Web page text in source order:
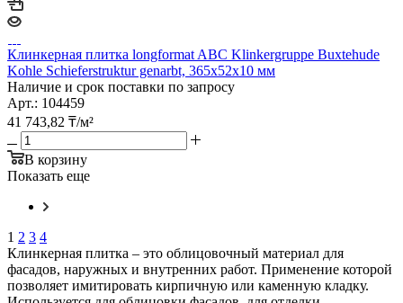
Клинкерная плитка longformat ABC Klinkergruppe Buxtehude
Kohle Schieferstruktur genarbt, 365х52х10 мм
Наличие и срок поставки по запросу
Арт.: 104459
41 743,82 ₸/м²
В корзину
Показать еще
1 2 3 4
Клинкерная плитка – это облицовочный материал для
фасадов, наружных и внутренних работ. Применение которой
позволяет имитировать кирпичную или каменную кладку.